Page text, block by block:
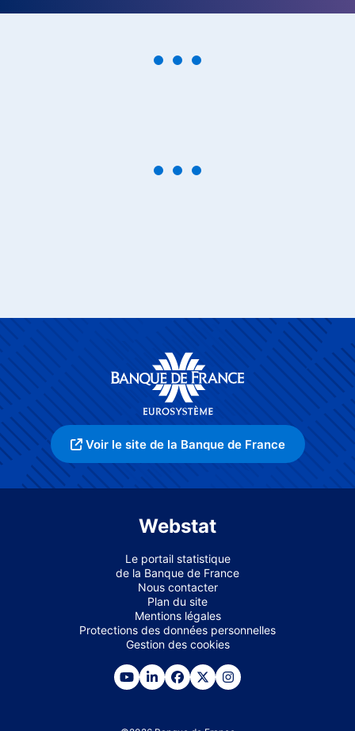
Voir le site de la Banque de France
Webstat
Le portail statistique
de la Banque de France
Nous contacter
Plan du site
Mentions légales
Protections des données personnelles
Gestion des cookies